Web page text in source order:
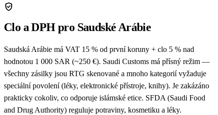
verified_user
Clo a DPH pro Saudské Arábie
Saudská Arábie má VAT 15 % od první koruny + clo 5 % nad
hodnotou 1 000 SAR (~250 €). Saudi Customs má přísný režim —
všechny zásilky jsou RTG skenované a mnoho kategorií vyžaduje
speciální povolení (léky, elektronické přístroje, knihy). Je zakázáno
prakticky cokoliv, co odporuje islámské etice. SFDA (Saudi Food
and Drug Authority) reguluje potraviny, kosmetiku a léky.